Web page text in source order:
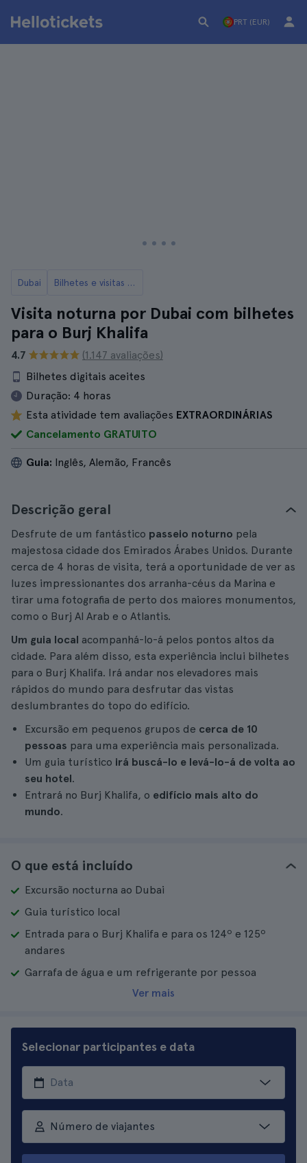
PRT (EUR)
Dubai Bilhetes e visitas ao Burj Khalifa em Dubai
Visita noturna por Dubai com bilhetes
para o Burj Khalifa
4.7
(1.147 avaliações)
Bilhetes digitais aceites
Duração: 4 horas
Esta atividade tem avaliações EXTRAORDINÁRIAS
Cancelamento GRATUITO
Guia: Inglês, Alemão, Francês
Descrição geral
Desfrute de um fantástico passeio noturno pela
majestosa cidade dos Emirados Árabes Unidos. Durante
cerca de 4 horas de visita, terá a oportunidade de ver as
luzes impressionantes dos arranha-céus da Marina e
tirar uma fotografia de perto dos maiores monumentos,
como o Burj Al Arab e o Atlantis.
Um guia local acompanhá-lo-á pelos pontos altos da
cidade. Para além disso, esta experiência inclui bilhetes
para o Burj Khalifa. Irá andar nos elevadores mais
rápidos do mundo para desfrutar das vistas
deslumbrantes do topo do edifício.
Excursão em pequenos grupos de cerca de 10
pessoas para uma experiência mais personalizada.
Um guia turístico irá buscá-lo e levá-lo-á de volta ao
seu hotel.
Entrará no Burj Khalifa, o edifício mais alto do
mundo.
O que está incluído
Excursão nocturna ao Dubai
Guia turístico local
Entrada para o Burj Khalifa e para os 124º e 125º
andares
Garrafa de água e um refrigerante por pessoa
Ver mais
Selecionar participantes e data
Número de viajantes